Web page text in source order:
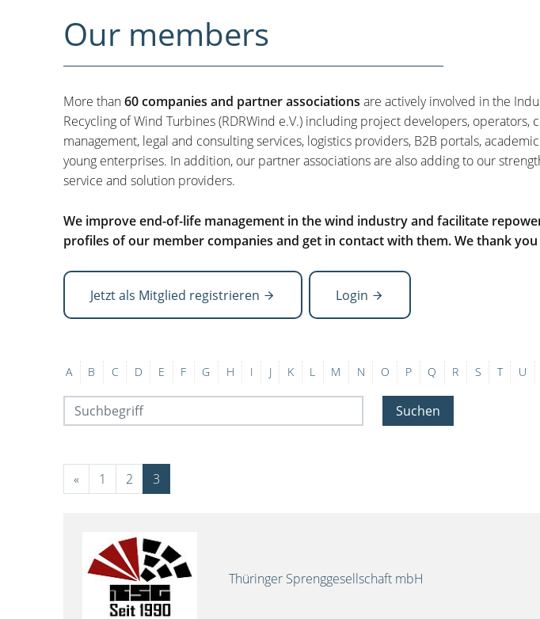
Our members
More than60 companies and partner associations are actively involved in the
Recycling of Wind Turbines (RDRWind e.V.) including project developers, operators,
management, legal and consulting services, logistics providers, B2B portals,
young enterprises. In addition, our partner associations are also adding to our
service and solution providers.
We improve end-of-life management in the wind industry and facilitate
profiles of our member companies and get in contact with them. We thank
Jetzt als Mitglied registrieren Login
A B C D E F G H I J K L M N O P Q R S T U
Suchen
« 1 2 3
Thüringer Sprenggesellschaft mbH